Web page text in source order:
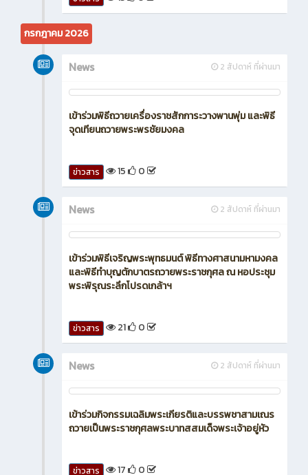
เข้าร่วมเเนะเเนวเเละจัดบูธประชาสัมพันธ์ 'Future
Design 2026 : เปิดประตูสู่อนาคต 2569
กรกฎาคม 2026
เข้าร่วมพิธีถวายเครื่องราชสักการะวางพานพุ่ม และพิธี
จุดเทียนถวายพระพรชัยมงคล
ข่าวสาร 15 0
2 สัปดาห์ ที่ผ่านมา
News
เข้าร่วมพิธีเจริญพระพุทธมนต์ พิธีทางศาสนามหามงคล
และพิธีทำบุญตักบาตรถวายพระราชกุศล ณ หอประชุม
พระพิรุณระลึกโปรดเกล้าฯ